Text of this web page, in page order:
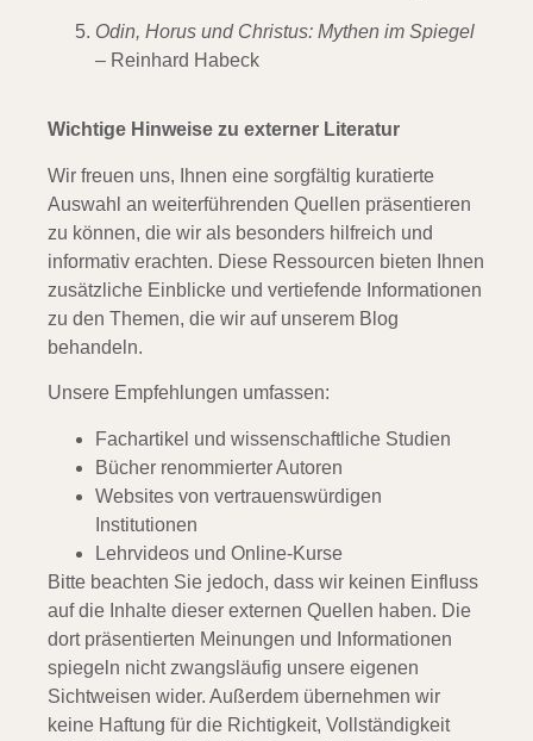
Odin, Horus und Christus: Mythen im Spiegel
– Reinhard Habeck
Wichtige Hinweise zu externer Literatur
Wir freuen uns, Ihnen eine sorgfältig kuratierte
Auswahl an weiterführenden Quellen präsentieren
zu können, die wir als besonders hilfreich und
informativ erachten. Diese Ressourcen bieten Ihnen
zusätzliche Einblicke und vertiefende Informationen
zu den Themen, die wir auf unserem Blog
behandeln.
Unsere Empfehlungen umfassen:
Fachartikel und wissenschaftliche Studien
Bücher renommierter Autoren
Websites von vertrauenswürdigen
Institutionen
Lehrvideos und Online-Kurse
Bitte beachten Sie jedoch, dass wir keinen Einfluss
auf die Inhalte dieser externen Quellen haben. Die
dort präsentierten Meinungen und Informationen
spiegeln nicht zwangsläufig unsere eigenen
Sichtweisen wider. Außerdem übernehmen wir
keine Haftung für die Richtigkeit, Vollständigkeit